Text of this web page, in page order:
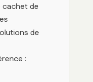
cachet de
de
: